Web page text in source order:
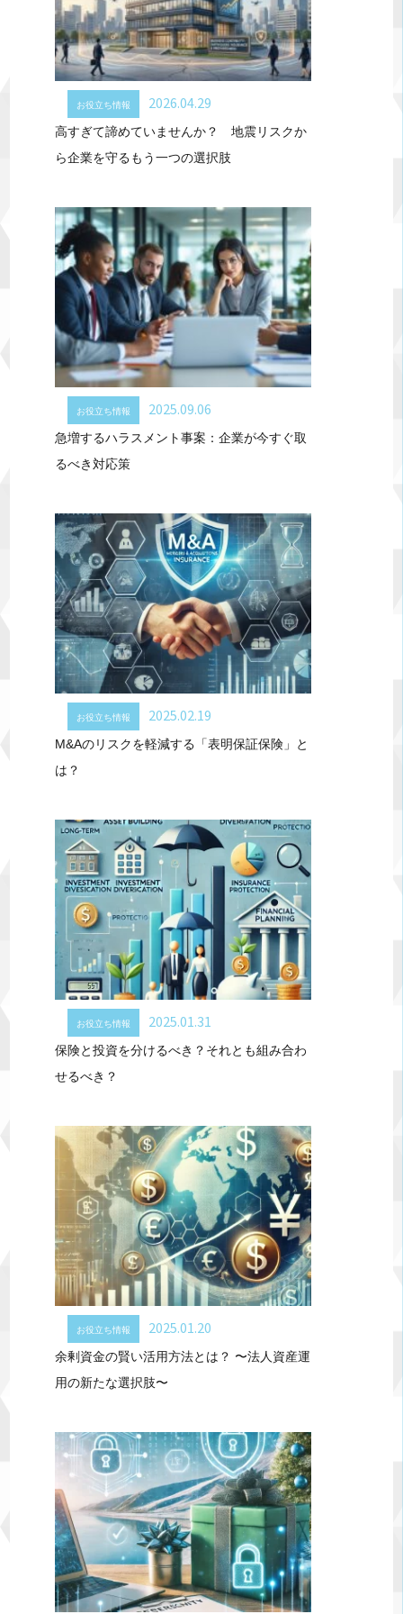
お役立ち情報 2026.04.29
高すぎて諦めていませんか？ 地震リスクか
ら企業を守るもう一つの選択肢
お役立ち情報 2025.09.06
急増するハラスメント事案：企業が今すぐ取
るべき対応策
お役立ち情報 2025.02.19
M&Aのリスクを軽減する「表明保証保険」と
は？
お役立ち情報 2025.01.31
保険と投資を分けるべき？それとも組み合わ
せるべき？
お役立ち情報 2025.01.20
余剰資金の賢い活用方法とは？ 〜法人資産運
用の新たな選択肢〜